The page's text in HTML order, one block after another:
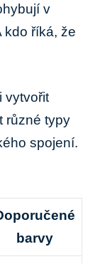
v
kdo říká, že
vytvořit
různé typy
spojení.
barvy